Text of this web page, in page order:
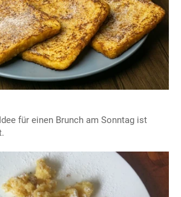
für einen Brunch am Sonntag ist